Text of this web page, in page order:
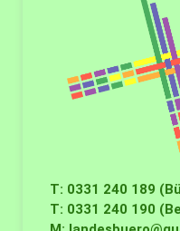
T: 0331 240 189
T: 0331 240 190